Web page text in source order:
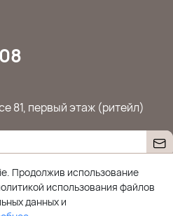
81, первый этаж (ритейл)
Продолжив использование
использования файлов
данных и